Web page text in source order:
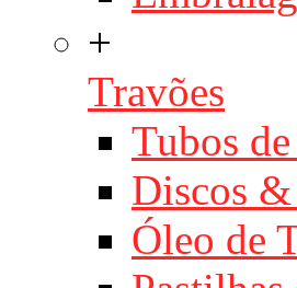
+
Travões
Tubos
Discos
Óleo de